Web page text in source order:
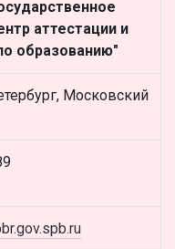
аттестации и
образованию"
Московский